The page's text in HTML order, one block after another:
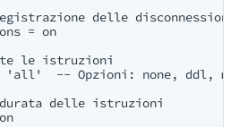
delle disconnessioni
= on
le istruzioni
'all'
-- Opzioni: none, ddl,
delle istruzioni
on